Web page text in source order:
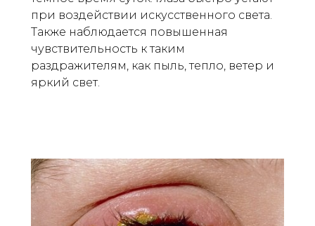
при воздействии искусственного света.
Также наблюдается повышенная
чувствительность к таким
раздражителям, как пыль, тепло, ветер и
яркий свет.